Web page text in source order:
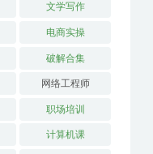
文学写作
电商实操
破解合集
网络工程师
职场培训
计算机课